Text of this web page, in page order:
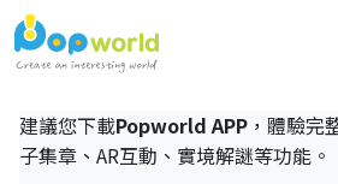
建議您下載Popworld APP ，體驗完
子集章、AR互動、實境解謎等功能。